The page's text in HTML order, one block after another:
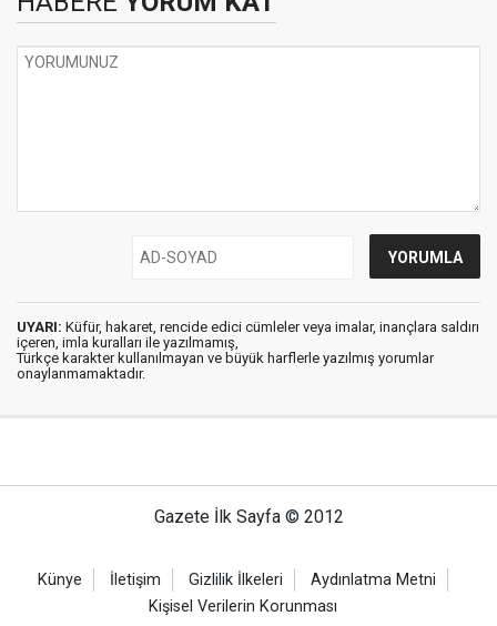
UYARI: Küfür, hakaret, rencide edici cümleler veya imalar, inançlara saldırı
içeren, imla kuralları ile yazılmamış,
Türkçe karakter kullanılmayan ve büyük harflerle yazılmış yorumlar
onaylanmamaktadır.
Gazete İlk Sayfa © 2012
Künye İletişim Gizlilik İlkeleri
Aydınlatma Metni
Kişisel Verilerin Korunması